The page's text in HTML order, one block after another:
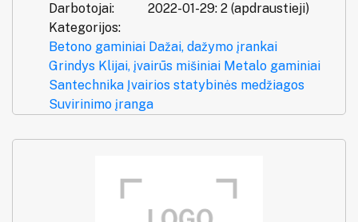
Darbotojai:
2022-01-29: 2 (apdraustieji)
Kategorijos:
Betono gaminiai Dažai, dažymo įrankai
Grindys Klijai, įvairūs mišiniai Metalo gaminiai
Santechnika Įvairios statybinės medžiagos
Suvirinimo įranga